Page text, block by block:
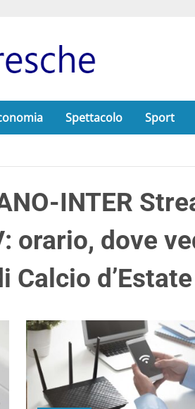
Spettacolo Sport
INTER
orario, dove
Calcio